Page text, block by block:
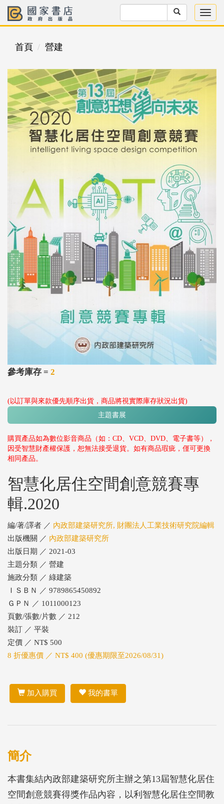
首頁 營建
參考庫存 = 2
(以訂單與來款優先順序出貨，商品將視實際庫存狀況出貨)
主題書展
購買產品如為數位影音商品（如：CD、VCD、DVD、電子書等），
因受智慧財產權保護，恕無法接受退貨。如有商品瑕疵，僅可更換
相同產品。
智慧化居住空間創意競賽專
輯.2020
編/著/譯者 ／ 內政部建築研究所, 財團法人工業技術研究院編輯
出版機關 ／ 內政部建築研究所
出版日期 ／ 2021-03
主題分類 ／ 營建
施政分類 ／ 綠建築
ＩＳＢＮ ／ 9789865450892
ＧＰＮ ／ 1011000123
頁數/張數/片數 ／ 212
裝訂 ／ 平裝
定價 ／ NT$ 500
8 折優惠價 ／ NT$ 400 (優惠期限至2026/08/31)
加入購買 我的書單
簡介
本書集結內政部建築研究所主辦之第13屆智慧化居住
空間創意競賽得獎作品內容，以利智慧化居住空間教